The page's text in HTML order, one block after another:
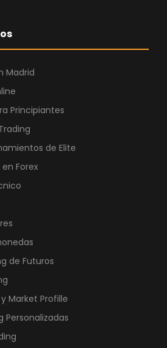
Madrid
Principiantes
de Elite
Forex
de Futuros
Market Profille
Personalizadas